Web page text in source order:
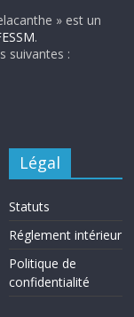
» est un
.
suivantes :
Légal
Statuts
Réglement intérieur
Politique de
confidentialité